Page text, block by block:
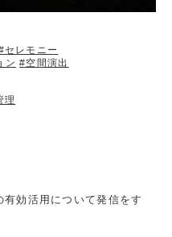
セレモニー
ン #空間演出
理
有効活用について発信をす